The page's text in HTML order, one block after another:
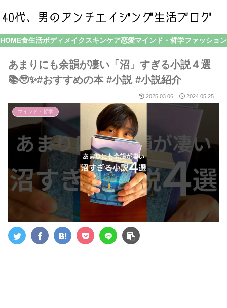
HOME食生活ボディメイク スキンケア恋愛マインド・哲学ファッション
あまりにも余韻が凄い「沼」すぎる小説４選
📚🥹✨#おすすめの本 #小説 #小説紹介
2025.03.06 2024.05.25
マインド・哲学